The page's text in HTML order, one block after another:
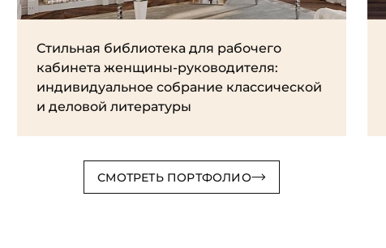
Стильная библиотека для рабочего
кабинета женщины-руководителя:
индивидуальное собрание классической
и деловой литературы
СМОТРЕТЬ ПОРТФОЛИО